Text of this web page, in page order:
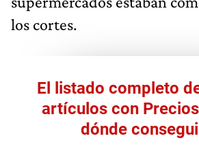
los cortes.
El listado completo
artículos con
dónde